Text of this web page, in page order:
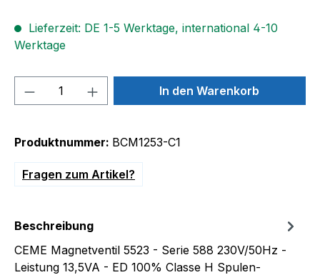
Lieferzeit: DE 1-5 Werktage, international 4-10
Werktage
Produkt Anzahl: Gib denIn den Warenkorb
Produktnummer: BCM1253-C1
Fragen zum Artikel?
Beschreibung
CEME Magnetventil 5523 - Serie 588 230V/50Hz -
Leistung 13,5VA - ED 100% Classe H Spulen-